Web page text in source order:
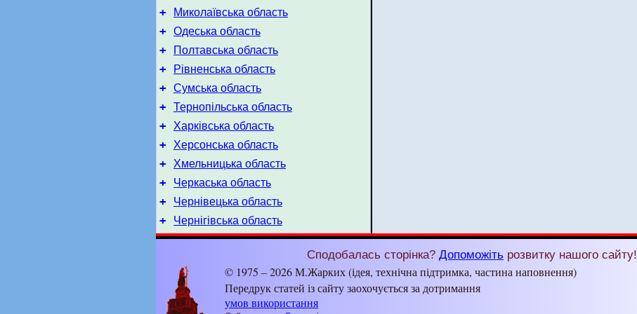
+ Миколаївська область
+ Одеська область
+ Полтавська область
+ Рівненська область
+ Сумська область
+ Тернопільська область
+ Харківська область
+ Херсонська область
+ Хмельницька область
+ Черкаська область
+ Чернівецька область
+ Чернігівська область
Сподобалась сторінка? Допоможіть розвитку нашого сайту!
© 1975 – 2026 М.Жарких (ідея, технічна підтримка, частина наповнення)
Передрук статей із сайту заохочується за дотримання
умов використання